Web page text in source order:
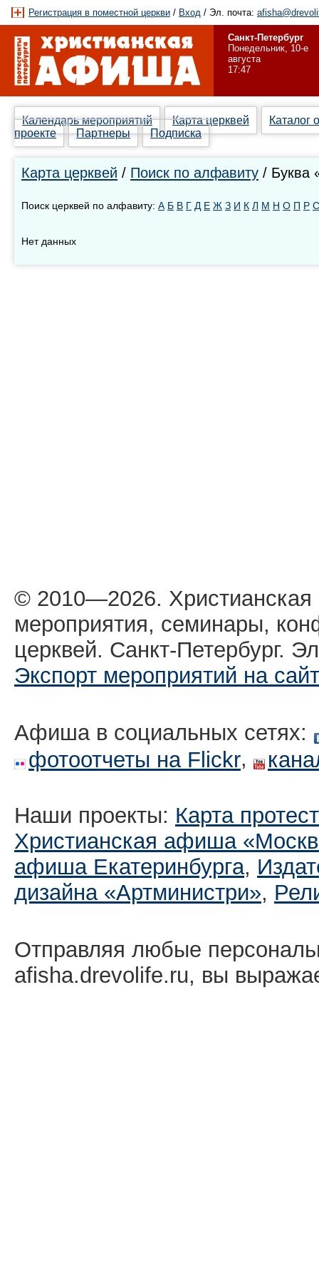
Регистрация в поместной церкви / Вход / Эл. почта:
Санкт-Петербург
Понедельник, 10-е
августа
17:47
Календарь мероприятий Карта церквей
Каталог
проекте
Партнеры Подписка
Карта церквей / Поиск по алфавиту / Буква
Поиск церквей по алфавиту: А Б В Г Д Е Ж З И К Л М Н О П Р С
Нет данных
© 2010—2026.
мероприятия, семинары,
церквей. Санкт-Петербург.
Экспорт мероприятий на сайт
Афиша в социальных сетях:
фотоотчеты на Flickr,
Наши проекты: Карта
Христианская афиша
афиша Екатеринбургa,
дизайна «Артминистри»,
Отправляя любые
afisha.drevolife.ru, вы